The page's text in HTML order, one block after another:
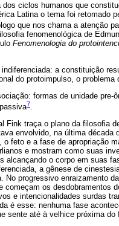
dos ciclos humanos que
Latina o tema foi retomado
que nos chama a atenção
fenomenológica de
Fenomenologia do
a constituição
do protoimpulso, o problema
formas de unidade
7.
Fink traça o plano da filosofia
envolvido, na última
o feto e a fase de apropriação
e mostram como suas
alcançando o corpo em suas
a gênese de
No progressivo enraizamento
começam os desdobramentos
e intencionalidades surdas
é esse: nenhuma fase
sente até à velhice próxima